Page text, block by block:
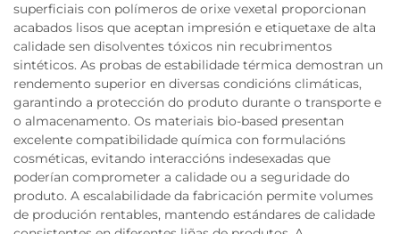
superficiais con polímeros de orixe vexetal proporcionan
acabados lisos que aceptan impresión e etiquetaxe de alta
calidade sen disolventes tóxicos nin recubrimentos
sintéticos. As probas de estabilidade térmica demostran un
rendemento superior en diversas condicións climáticas,
garantindo a protección do produto durante o transporte e
o almacenamento. Os materiais bio-based presentan
excelente compatibilidade química con formulacións
cosméticas, evitando interaccións indesexadas que
poderían comprometer a calidade ou a seguridade do
produto. A escalabilidade da fabricación permite volumes
de produción rentables, mantendo estándares de calidade